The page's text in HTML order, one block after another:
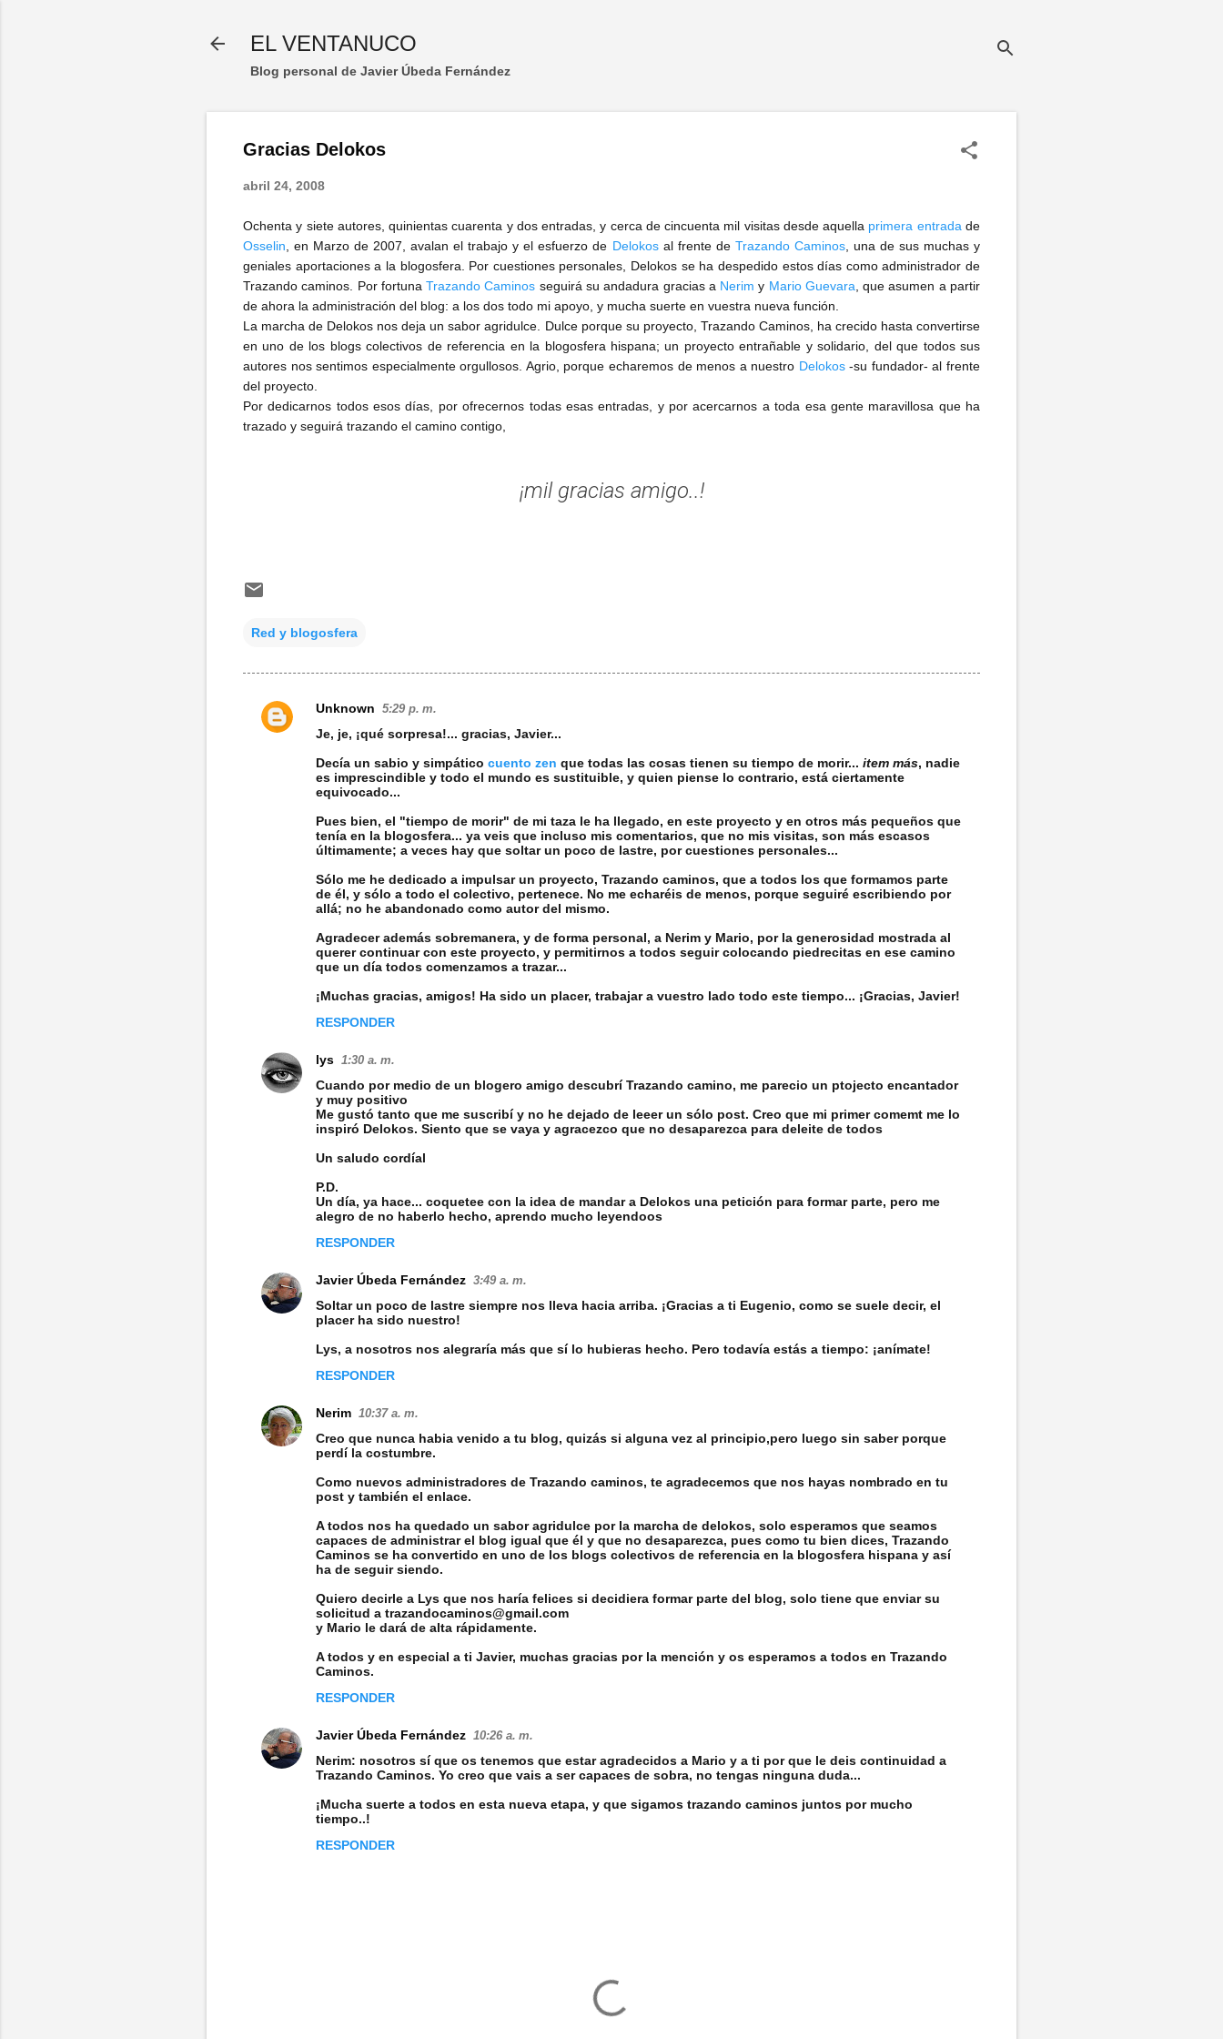
EL VENTANUCO
Blog personal de Javier Úbeda Fernández
Gracias Delokos
abril 24, 2008
Ochenta y siete autores, quinientas cuarenta y dos entradas, y cerca de cincuenta mil visitas desde aquella primera entrada de
Osselin , en Marzo de 2007, avalan el trabajo y el esfuerzo de Delokosal frente de Trazando Caminos, una de sus muchas y
geniales aportaciones a la blogosfera. Por cuestiones personales, Delokos se ha despedido estos días como administrador de
Trazando caminos. Por fortunaTrazando Caminos seguirá su andadura gracias a Nerim y Mario Guevara , que asumen a partir
de ahora la administración del blog: a los dos todo mi apoyo, y mucha suerte en vuestra nueva función.
La marcha de Delokos nos deja un sabor agridulce. Dulce porque su proyecto, Trazando Caminos, ha crecido hasta convertirse
en uno de los blogs colectivos de referencia en la blogosfera hispana; un proyecto entrañable y solidario, del que todos sus
autores nos sentimos especialmente orgullosos. Agrio, porque echaremos de menos a nuestro Delokos-su fundador- al frente
del proyecto.
Por dedicarnos todos esos días, por ofrecernos todas esas entradas, y por acercarnos a toda esa gente maravillosa que ha
trazado y seguirá trazando el camino contigo,
¡mil gracias amigo..!
Red y blogosfera
C
Unknown 5:29 p. m.
Je, je, ¡qué sorpresa!... gracias, Javier...
Decía un sabio y simpático cuento zen que todas las cosas tienen su tiempo de morir... item más, nadie
es imprescindible y todo el mundo es sustituible, y quien piense lo contrario, está ciertamente
equivocado...
Pues bien, el "tiempo de morir" de mi taza le ha llegado, en este proyecto y en otros más pequeños que
tenía en la blogosfera... ya veis que incluso mis comentarios, que no mis visitas, son más escasos
últimamente; a veces hay que soltar un poco de lastre, por cuestiones personales...
Sólo me he dedicado a impulsar un proyecto, Trazando caminos, que a todos los que formamos parte
de él, y sólo a todo el colectivo, pertenece. No me echaréis de menos, porque seguiré escribiendo por
allá; no he abandonado como autor del mismo.
Agradecer además sobremanera, y de forma personal, a Nerim y Mario, por la generosidad mostrada al
querer continuar con este proyecto, y permitirnos a todos seguir colocando piedrecitas en ese camino
que un día todos comenzamos a trazar...
¡Muchas gracias, amigos! Ha sido un placer, trabajar a vuestro lado todo este tiempo... ¡Gracias, Javier!
RESPONDER
lys 1:30 a. m.
Cuando por medio de un blogero amigo descubrí Trazando camino, me parecio un ptojecto encantador
y muy positivo
Me gustó tanto que me suscribí y no he dejado de leeer un sólo post. Creo que mi primer comemt me lo
inspiró Delokos. Siento que se vaya y agracezco que no desaparezca para deleite de todos
Un saludo cordíal
P.D.
Un día, ya hace... coquetee con la idea de mandar a Delokos una petición para formar parte, pero me
alegro de no haberlo hecho, aprendo mucho leyendoos
RESPONDER
Javier Úbeda Fernández 3:49 a. m.
Soltar un poco de lastre siempre nos lleva hacia arriba. ¡Gracias a ti Eugenio, como se suele decir, el
placer ha sido nuestro!
Lys, a nosotros nos alegraría más que sí lo hubieras hecho. Pero todavía estás a tiempo: ¡anímate!
RESPONDER
Nerim 10:37 a. m.
Creo que nunca habia venido a tu blog, quizás si alguna vez al principio,pero luego sin saber porque
perdí la costumbre.
Como nuevos administradores de Trazando caminos, te agradecemos que nos hayas nombrado en tu
post y también el enlace.
A todos nos ha quedado un sabor agridulce por la marcha de delokos, solo esperamos que seamos
capaces de administrar el blog igual que él y que no desaparezca, pues como tu bien dices, Trazando
Caminos se ha convertido en uno de los blogs colectivos de referencia en la blogosfera hispana y así
ha de seguir siendo.
Quiero decirle a Lys que nos haría felices si decidiera formar parte del blog, solo tiene que enviar su
solicitud a trazandocaminos@gmail.com
y Mario le dará de alta rápidamente.
A todos y en especial a ti Javier, muchas gracias por la mención y os esperamos a todos en Trazando
Caminos.
RESPONDER
Javier Úbeda Fernández 10:26 a. m.
Nerim: nosotros sí que os tenemos que estar agradecidos a Mario y a ti por que le deis continuidad a
Trazando Caminos. Yo creo que vais a ser capaces de sobra, no tengas ninguna duda...
¡Mucha suerte a todos en esta nueva etapa, y que sigamos trazando caminos juntos por mucho
tiempo..!
RESPONDER